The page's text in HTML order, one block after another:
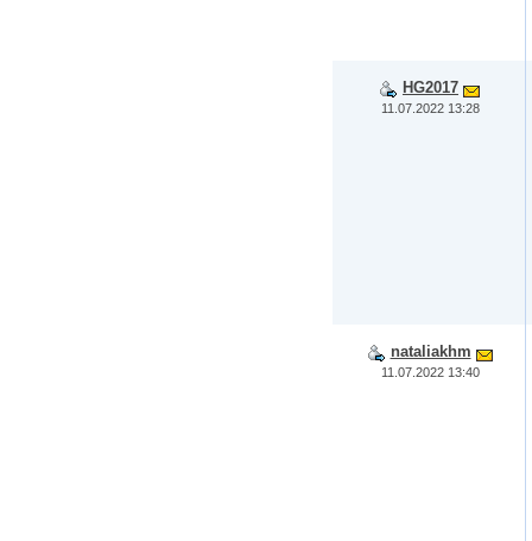
HG2017
11.07.2022 13:28
nataliakhm
11.07.2022 13:40